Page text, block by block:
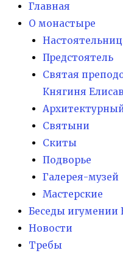
Главная
О монастыре
Предстоятель
Святая
Княгиня
Святыни
Скиты
Подворье
Галерея-музей
Мастерские
Беседы игумении
Новости
Требы